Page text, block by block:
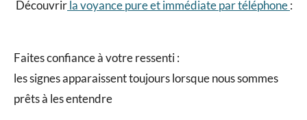
Découvrir la voyance pure et immédiate par téléphone :
Faites confiance à votre ressenti :
les signes apparaissent toujours lorsque nous sommes
prêts à les entendre